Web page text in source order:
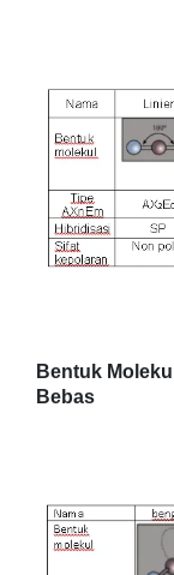
Bentuk
Bebas